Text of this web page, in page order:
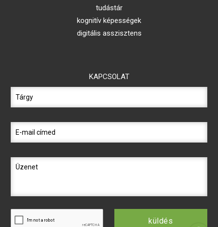
tudástár
kognitív képességek
digitális asszisztens
KAPCSOLAT
küldés